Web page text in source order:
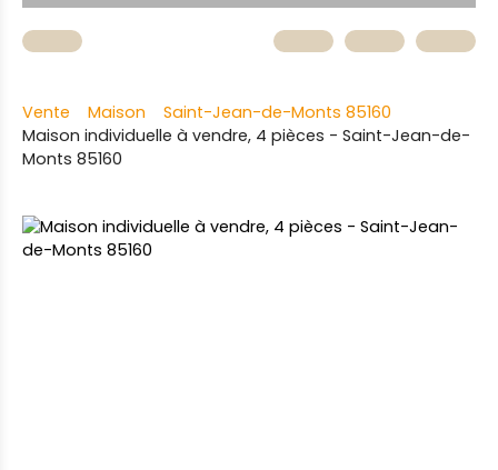
Vente Maison
Saint-Jean-de-Monts 85160
Maison individuelle à vendre, 4 pièces - Saint-Jean-de-
Monts 85160